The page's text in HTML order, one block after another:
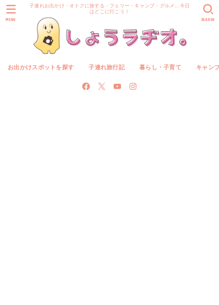
子連れお出かけ・オトクに旅する・フェリー・キャンプ・グルメ…今日
はどこに行こう！
お出かけスポットを探す 子連れ旅行記 暮らし・子育て キャン
SEARCH
MENU